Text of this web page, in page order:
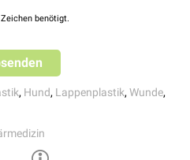
benötigt.
, Hund, Lappenplastik, Wunde,